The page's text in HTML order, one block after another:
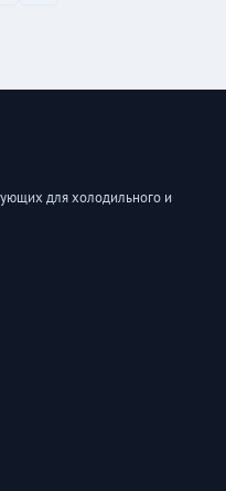
для холодильного и